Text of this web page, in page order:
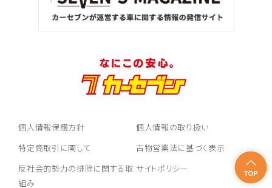
個人情報保護方針
個人情報の取り扱い
特定商取引に関して
古物営業法に基づく表示
反社会的勢力の排除に関する取
組み
サイトポリシー